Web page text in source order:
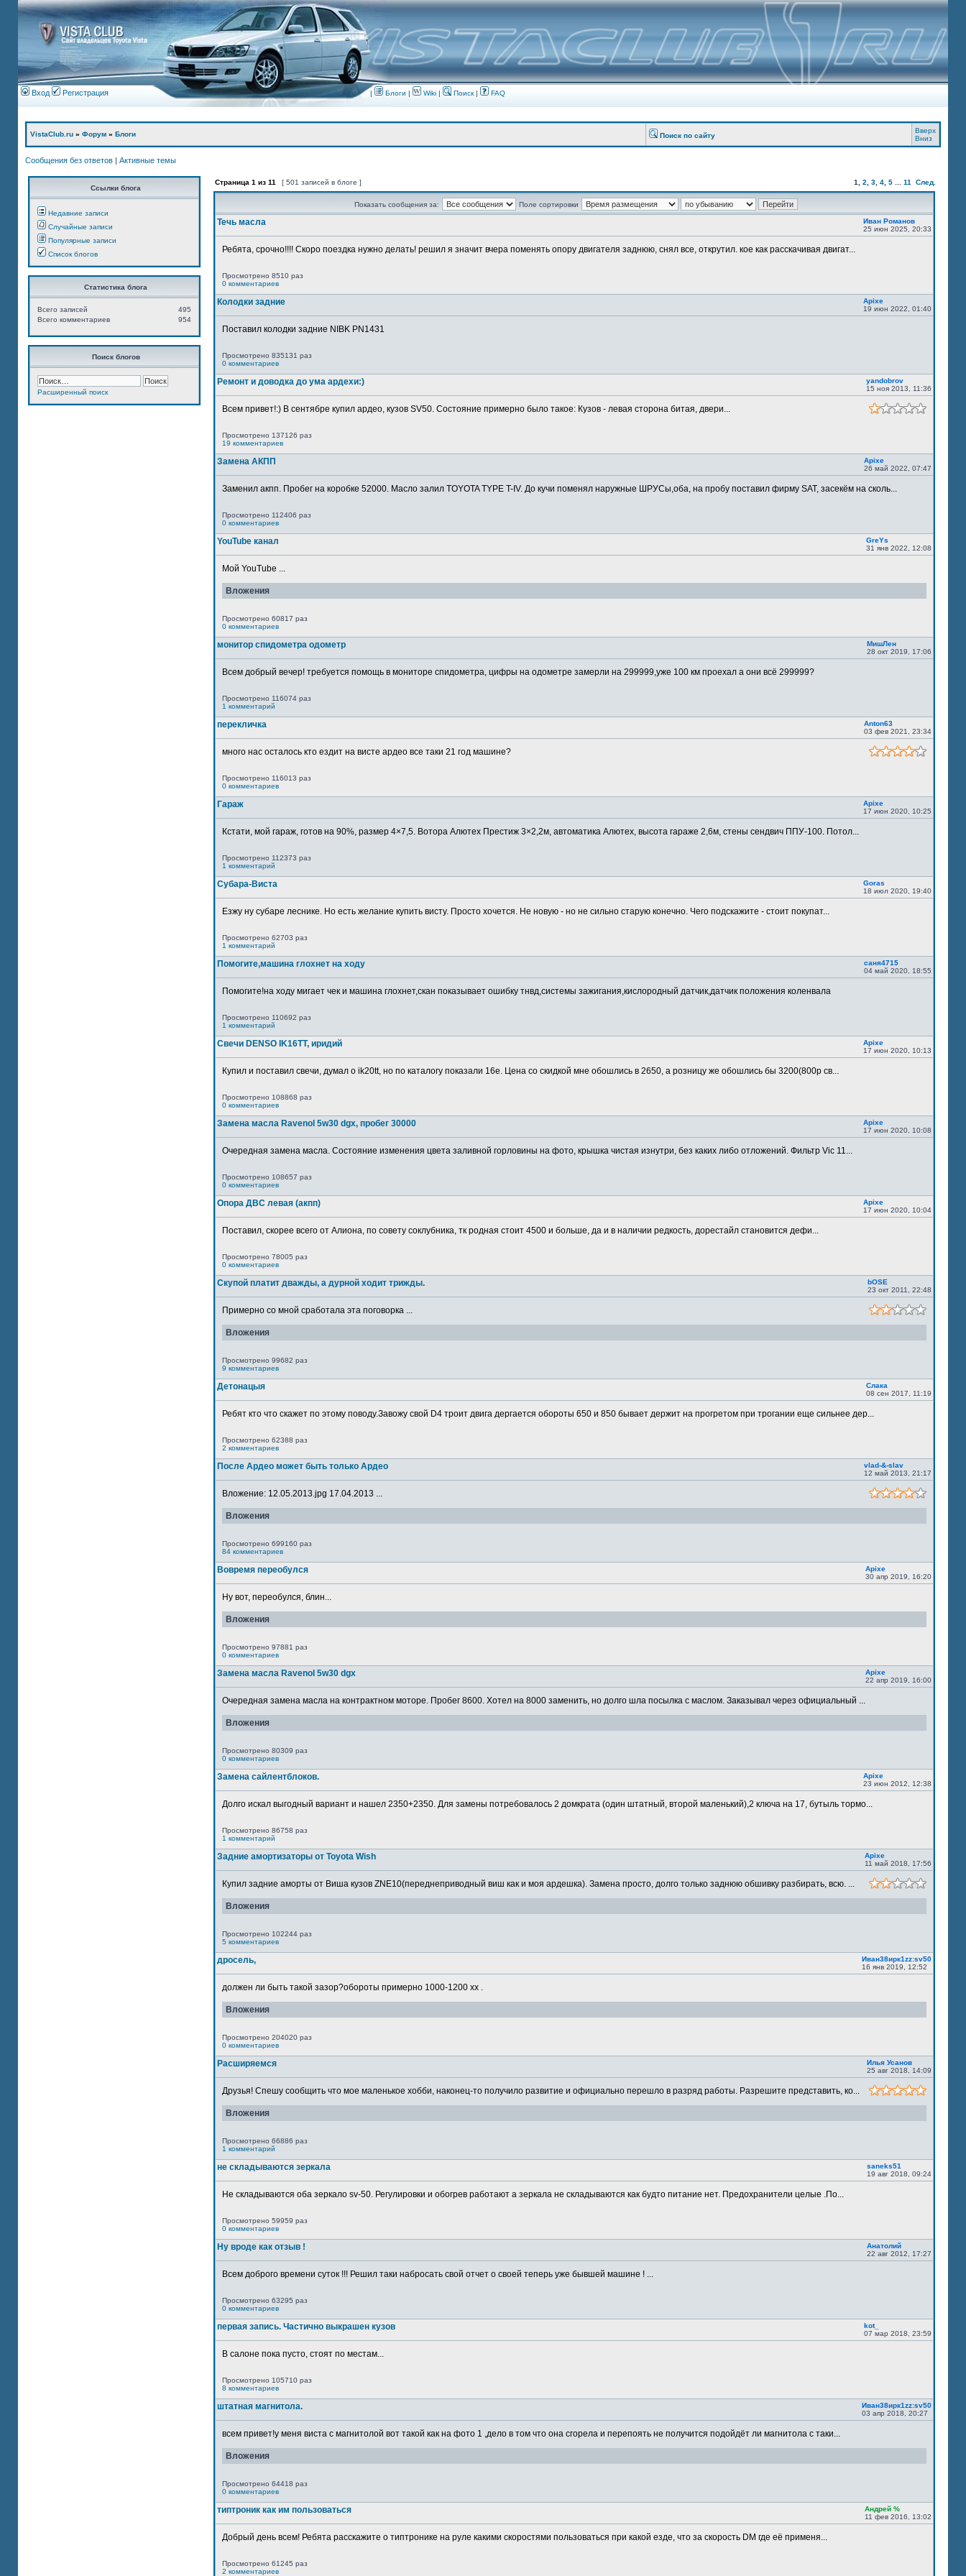
Вход Регистрация | Блоги | Wiki | Поиск| FAQ
VistaClub.ru » Форум » Блоги Поиск по сайту
Вверх
Вниз
Сообщения без ответов | Активные темы
Ссылки блога
Недавние записи
Случайные записи
Популярные записи
Список блогов
Статистика блога
495
Всего записей
954
Всего комментариев
Поиск блогов
Расширенный поиск
Страница 1 из 11 [ 501 записей в блоге ] 1 2 3 4 5 11 След.
Показать сообщения за: Поле сортировки
Течь масла
Иван Романов
25 июн 2025, 20:33
Ребята, срочно!!!! Скоро поездка нужно делать! решил я значит вчера поменять опору двигателя заднюю, снял все, открутил. кое как расскачивая двигат...
Просмотрено 8510 раз
0 комментариев
Колодки задние
Apixe
19 июн 2022, 01:40
Поставил колодки задние NIBK PN1431
Просмотрено 835131 раз
0 комментариев
Ремонт и доводка до ума ардехи:)
yandobrov
15 ноя 2013, 11:36
Всем привет!:) В сентябре купил ардео, кузов SV50. Состояние примерно было такое: Кузов - левая сторона битая, двери...
Просмотрено 137126 раз
19 комментариев
Замена АКПП
Apixe
26 май 2022, 07:47
Заменил акпп. Пробег на коробке 52000. Масло залил TOYOTA TYPE T-IV. До кучи поменял наружные ШРУСы,оба, на пробу поставил фирму SAT, засекём на сколь...
Просмотрено 112406 раз
0 комментариев
YouTube канал
GreYs
31 янв 2022, 12:08
Мой YouTube ...
Вложения
Просмотрено 60817 раз
0 комментариев
монитор спидометра одометр
МишЛен
28 окт 2019, 17:06
Всем добрый вечер! требуется помощь в мониторе спидометра, цифры на одометре замерли на 299999,уже 100 км проехал а они всё 299999?
Просмотрено 116074 раз
1 комментарий
перекличка
Anton63
03 фев 2021, 23:34
много нас осталось кто ездит на висте ардео все таки 21 год машине?
Просмотрено 116013 раз
0 комментариев
Гараж
Apixe
17 июн 2020, 10:25
Кстати, мой гараж, готов на 90%, размер 4×7,5. Вотора Алютех Престиж 3×2,2м, автоматика Алютех, высота гараже 2,6м, стены сендвич ППУ-100. Потол...
Просмотрено 112373 раз
1 комментарий
Субара-Виста
Goras
18 июл 2020, 19:40
Езжу ну субаре леснике. Но есть желание купить висту. Просто хочется. Не новую - но не сильно старую конечно. Чего подскажите - стоит покупат...
Просмотрено 62703 раз
1 комментарий
Помогите,машина глохнет на ходу
саня4715
04 май 2020, 18:55
Помогите!на ходу мигает чек и машина глохнет,скан показывает ошибку тнвд,системы зажигания,кислородный датчик,датчик положения коленвала
Просмотрено 110692 раз
1 комментарий
Свечи DENSO IK16TT, иридий
Apixe
17 июн 2020, 10:13
Купил и поставил свечи, думал о ik20tt, но по каталогу показали 16е. Цена со скидкой мне обошлись в 2650, а розницу же обошлись бы 3200(800р св...
Просмотрено 108868 раз
0 комментариев
Замена масла Ravenol 5w30 dgx, пробег 30000
Apixe
17 июн 2020, 10:08
Очередная замена масла. Состояние изменения цвета заливной горловины на фото, крышка чистая изнутри, без каких либо отложений. Фильтр Vic 11...
Просмотрено 108657 раз
0 комментариев
Опора ДВС левая (акпп)
Apixe
17 июн 2020, 10:04
Поставил, скорее всего от Алиона, по совету соклубника, тк родная стоит 4500 и больше, да и в наличии редкость, дорестайл становится дефи...
Просмотрено 78005 раз
0 комментариев
Скупой платит дважды, а дурной ходит трижды.
bOSE
23 окт 2011, 22:48
Примерно со мной сработала эта поговорка ...
Вложения
Просмотрено 99682 раз
9 комментариев
Детонацыя
Слака
08 сен 2017, 11:19
Ребят кто что скажет по этому поводу.Завожу свой D4 троит двига дергается обороты 650 и 850 бывает держит на прогретом при трогании еще сильнее дер...
Просмотрено 62388 раз
2 комментариев
После Ардео может быть только Ардео
vlad-&-slav
12 май 2013, 21:17
Вложение: 12.05.2013.jpg 17.04.2013 ...
Вложения
Просмотрено 699160 раз
84 комментариев
Вовремя переобулся
Apixe
30 апр 2019, 16:20
Ну вот, переобулся, блин...
Вложения
Просмотрено 97881 раз
0 комментариев
Замена масла Ravenol 5w30 dgx
Apixe
22 апр 2019, 16:00
Очередная замена масла на контрактном моторе. Пробег 8600. Хотел на 8000 заменить, но долго шла посылка с маслом. Заказывал через официальный ...
Вложения
Просмотрено 80309 раз
0 комментариев
Замена сайлентблоков.
Apixe
23 июн 2012, 12:38
Долго искал выгодный вариант и нашел 2350+2350. Для замены потребовалось 2 домкрата (один штатный, второй маленький),2 ключа на 17, бутыль тормо...
Просмотрено 86758 раз
1 комментарий
Задние амортизаторы от Toyota Wish
Apixe
11 май 2018, 17:56
Купил задние аморты от Виша кузов ZNE10(переднеприводный виш как и моя ардешка). Замена просто, долго только заднюю обшивку разбирать, всю. ...
Вложения
Просмотрено 102244 раз
5 комментариев
дросель,
Иван38ирк1zz:sv50
16 янв 2019, 12:52
должен ли быть такой зазор?обороты примерно 1000-1200 хх .
Вложения
Просмотрено 204020 раз
0 комментариев
Расширяемся
Илья Усанов
25 авг 2018, 14:09
Друзья! Спешу сообщить что мое маленькое хобби, наконец-то получило развитие и официально перешло в разряд работы. Разрешите представить, ко...
Вложения
Просмотрено 66886 раз
1 комментарий
не складываются зеркала
saneks51
19 авг 2018, 09:24
Не складываются оба зеркало sv-50. Регулировки и обогрев работают а зеркала не складываются как будто питание нет. Предохранители целые .По...
Просмотрено 59959 раз
0 комментариев
Ну вроде как отзыв !
Анатолий
22 авг 2012, 17:27
Всем доброго времени суток !!! Решил таки набросать свой отчет о своей теперь уже бывшей машине ! ...
Просмотрено 63295 раз
0 комментариев
первая запись. Частично выкрашен кузов
kot_
07 мар 2018, 23:59
В салоне пока пусто, стоят по местам...
Просмотрено 105710 раз
8 комментариев
штатная магнитола.
Иван38ирк1zz:sv50
03 апр 2018, 20:27
всем привет!у меня виста с магнитолой вот такой как на фото 1 ,дело в том что она сгорела и перепоять не получится подойдёт ли магнитола с таки...
Вложения
Просмотрено 64418 раз
0 комментариев
типтроник как им пользоваться
Андрей %
11 фев 2016, 13:02
Добрый день всем! Ребята расскажите о типтронике на руле какими скоростями пользоваться при какой езде, что за скорость DM где её применя...
Просмотрено 61245 раз
2 комментариев